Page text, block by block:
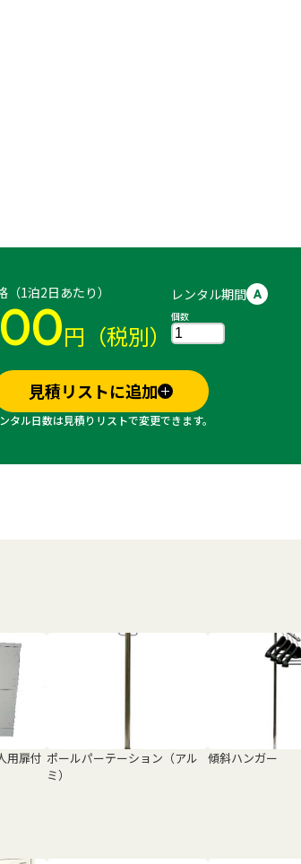
（1泊2日あたり）
円（税別）
レンタル期間 A
個数
見積リストに追加
タル日数は見積りリストで変更できます。
用扉付 ポールパーテーション（アル
ミ）
傾斜ハンガー